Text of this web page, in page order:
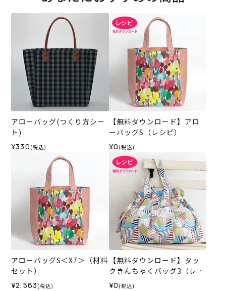
アローバッグ(つくり方シー
ト)
¥330 (税込)
【無料ダウンロード】アロ
ーバッグS（レシピ）
¥0 (税込)
アローバッグS＜X7＞（材料
セット）
¥2,563 (税込)
【無料ダウンロード】タッ
クきんちゃくバッグ3（レシ
ピ）
¥0 (税込)